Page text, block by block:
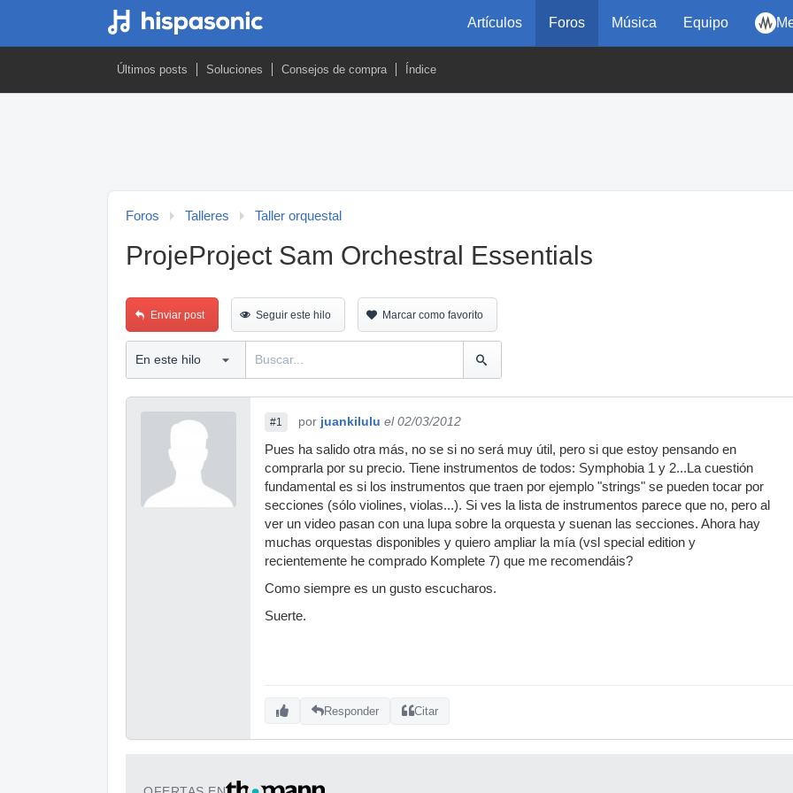
Artículos Foros Música Equipo
Últimos posts Soluciones Consejos de compra Índice
Foros Talleres Taller orquestal
ProjeProject Sam Orchestral Essentials
Enviar post Seguir este hilo Marcar como favorito
#1 por juankilulu el 02/03/2012
Pues ha salido otra más, no se si no será muy útil, pero si que estoy pensando en
comprarla por su precio. Tiene instrumentos de todos: Symphobia 1 y 2...La cuestión
fundamental es si los instrumentos que traen por ejemplo "strings" se pueden tocar por
secciones (sólo violines, violas...). Si ves la lista de instrumentos parece que no, pero al
ver un video pasan con una lupa sobre la orquesta y suenan las secciones. Ahora hay
muchas orquestas disponibles y quiero ampliar la mía (vsl special edition y
recientemente he comprado Komplete 7) que me recomendáis?
Como siempre es un gusto escucharos.
Suerte.
Responder Citar